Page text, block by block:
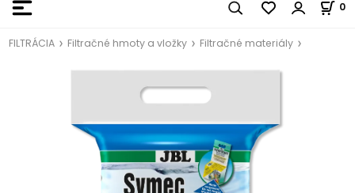
0
FILTRÁCIA Filtračné hmoty a vložky Filtračné materiály